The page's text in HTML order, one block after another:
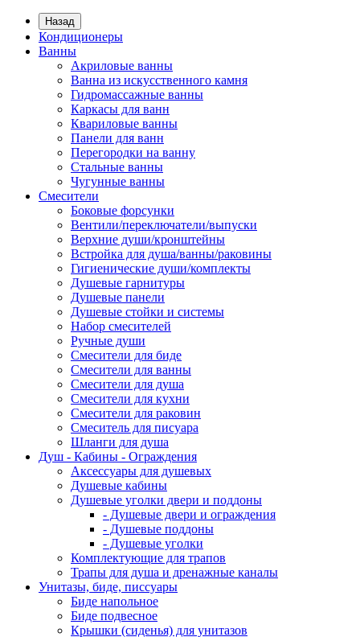
Назад
Кондиционеры
Ванны
Акриловые ванны
Ванна из искусственного камня
Гидромассажные ванны
Каркасы для ванн
Квариловые ванны
Панели для ванн
Перегородки на ванну
Стальные ванны
Чугунные ванны
Смесители
Боковые форсунки
Вентили/переключатели/выпуски
Верхние души/кронштейны
Встройка для душа/ванны/раковины
Гигиенические души/комплекты
Душевые гарнитуры
Душевые панели
Душевые стойки и системы
Набор смесителей
Ручные души
Смесители для биде
Смесители для ванны
Смесители для душа
Смесители для кухни
Смесители для раковин
Смеситель для писуара
Шланги для душа
Душ - Кабины - Ограждения
Аксессуары для душевых
Душевые кабины
Душевые уголки двери и поддоны
- Душевые двери и ограждения
- Душевые поддоны
- Душевые уголки
Комплектующие для трапов
Трапы для душа и дренажные каналы
Унитазы, биде, писсуары
Биде напольное
Биде подвесное
Крышки (сиденья) для унитазов